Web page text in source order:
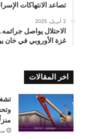
تصاعد الانتهاكات
2 أبريل، 2025
غزة الأوروبي في خان
اخر المقالات
منذ 36